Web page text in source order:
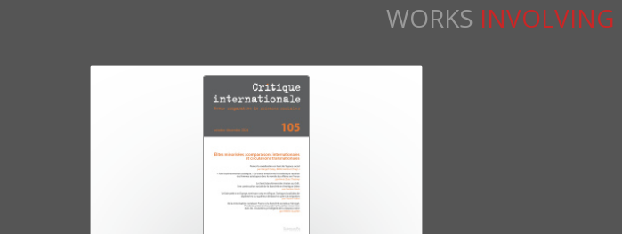
WORKS INVOLVING